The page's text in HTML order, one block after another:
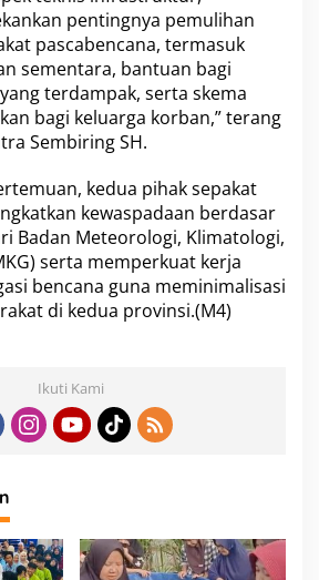
pentingnya pemulihan
pascabencana, termasuk
sementara, bantuan bagi
terdampak, serta skema
bagi keluarga korban,” terang
Sembiring SH.
kedua pihak sepakat
kewaspadaan berdasar
Badan Meteorologi, Klimatologi,
serta memperkuat kerja
bencana guna meminimalisasi
di kedua provinsi.(M4)
Ikuti Kami